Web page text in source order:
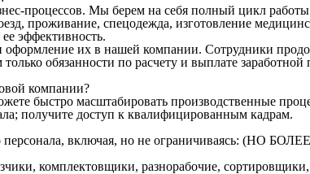
процессов. Мы берем на себя полный цикл
проживание, спецодежда, изготовление
эффективность.
их в нашей компании. Сотрудники
обязанности по расчету и выплате
компании?
быстро масштабировать производственные
получите доступ к квалифицированным кадрам.
персонала, включая, но не
комплектовщики, разнорабочие,